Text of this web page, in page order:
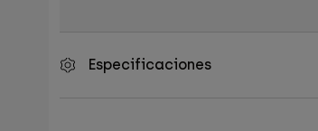
Especificaciones